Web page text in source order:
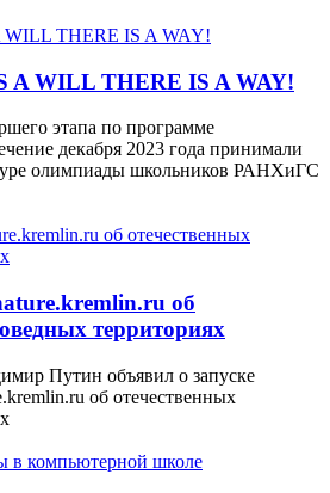
A WILL THERE IS A WAY!
этапа по программе
декабря 2023 года принимали
олимпиады школьников РАНХиГС
об
территориях
Путин объявил о запуске
об отечественных